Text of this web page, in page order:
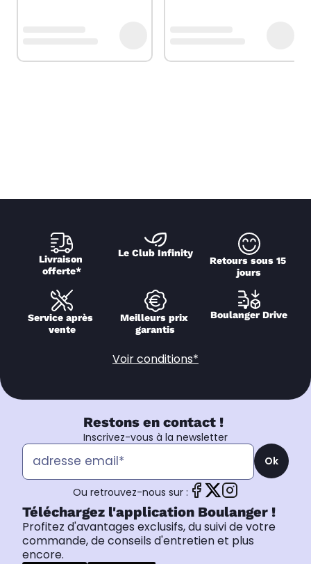
Livraison
offerte*
Le Club Infinity
Retours sous 15
jours
Service après
vente
Meilleurs prix
garantis
Boulanger Drive
Voir conditions*
Restons en contact !
Inscrivez-vous à la newsletter
Ok
Ou retrouvez-nous sur :
Téléchargez l'application Boulanger !
Profitez d'avantages exclusifs, du suivi de votre
commande, de conseils d'entretien et plus
encore.